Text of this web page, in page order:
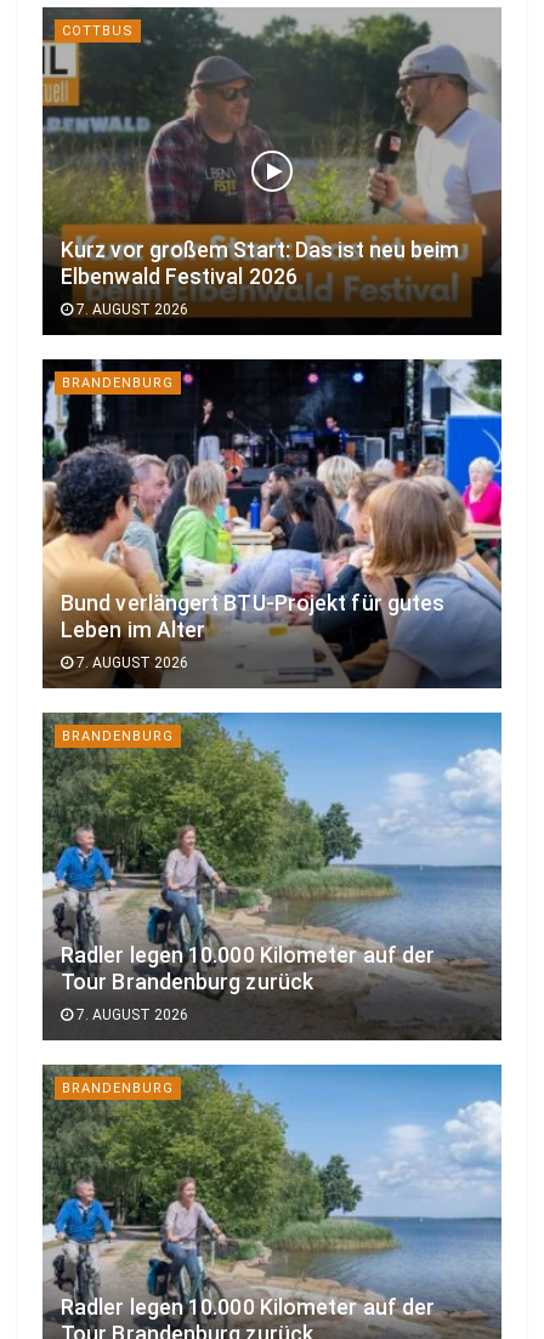
COTTBUS
Kurz vor großem Start: Das ist neu beim
Elbenwald Festival 2026
7. AUGUST 2026
BRANDENBURG
Bund verlängert BTU-Projekt für gutes
Leben im Alter
7. AUGUST 2026
BRANDENBURG
Radler legen 10.000 Kilometer auf der
Tour Brandenburg zurück
7. AUGUST 2026
BRANDENBURG
Radler legen 10.000 Kilometer auf der